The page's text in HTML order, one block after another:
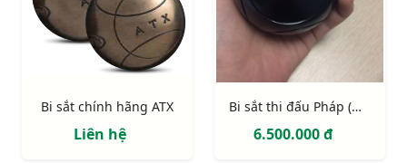
Bi sắt chính hãng ATX
Liên hệ
Bi sắt thi đấu Pháp (màu đen)
6.500.000 đ